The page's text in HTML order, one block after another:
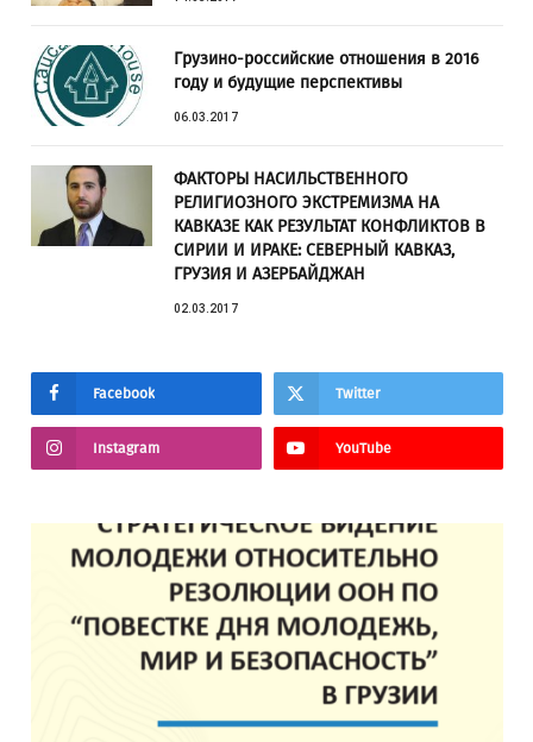
Грузино-российские отношения в 2016
году и будущие перспективы
06.03.2017
ФАКТОРЫ НАСИЛЬСТВЕННОГО
РЕЛИГИОЗНОГО ЭКСТРЕМИЗМА НА
КАВКАЗЕ КАК РЕЗУЛЬТАТ КОНФЛИКТОВ В
СИРИИ И ИРАКЕ: СЕВЕРНЫЙ КАВКАЗ,
ГРУЗИЯ И АЗЕРБАЙДЖАН
02.03.2017
Facebook Twitter
Instagram YouTube